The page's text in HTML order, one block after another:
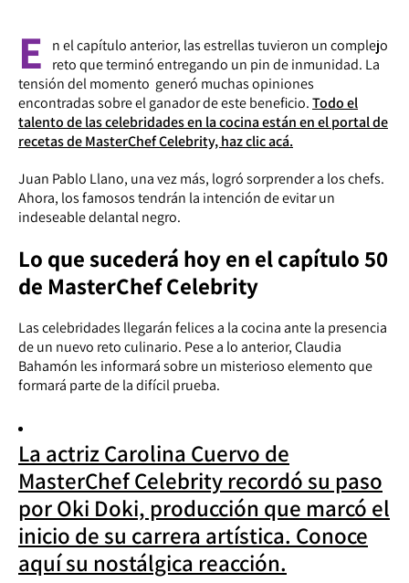
E
n el capítulo anterior, las estrellas tuvieron un complejo
reto que terminó entregando un pin de inmunidad. La
tensión del momento generó muchas opiniones
encontradas sobre el ganador de este beneficio.Todo el
talento de las celebridades en la cocina están en el portal de
recetas de MasterChef Celebrity, haz clic acá.
Juan Pablo Llano, una vez más, logró sorprender a los chefs.
Ahora, los famosos tendrán la intención de evitar un
indeseable delantal negro.
Lo que sucederá hoy en el capítulo 50
de MasterChef Celebrity
Las celebridades llegarán felices a la cocina ante la presencia
de un nuevo reto culinario. Pese a lo anterior, Claudia
Bahamón les informará sobre un misterioso elemento que
formará parte de la difícil prueba.
La actriz Carolina Cuervo de
MasterChef Celebrity recordó su paso
por Oki Doki, producción que marcó el
inicio de su carrera artística. Conoce
aquí su nostálgica reacción.